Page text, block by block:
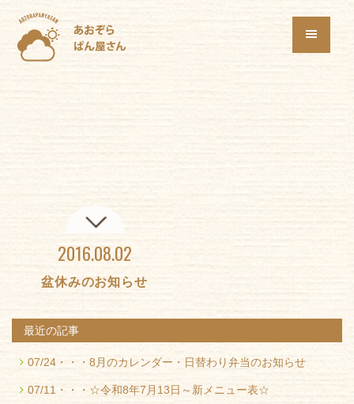
2016.08.02
盆休みのお知らせ
最近の記事
07/24・・・ 8月のカレンダー・日替わり弁当のお知らせ
07/11・・・ ☆令和8年7月13日～新メニュー表☆